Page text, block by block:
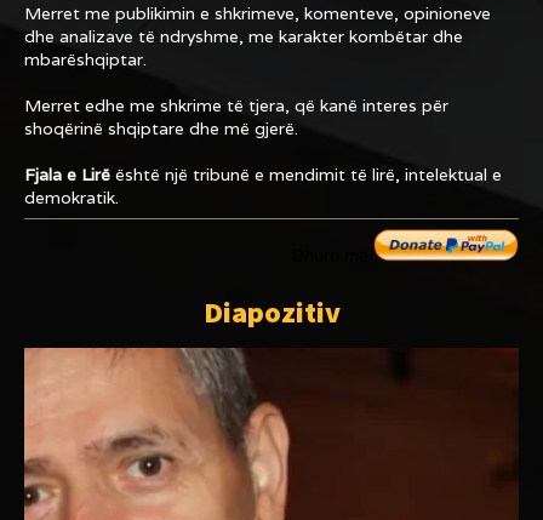
Merret me publikimin e shkrimeve, komenteve, opinioneve
dhe analizave të ndryshme, me karakter kombëtar dhe
mbarëshqiptar.
Merret edhe me shkrime të tjera, që kanë interes për
shoqërinë shqiptare dhe më gjerë.
Fjala e Lirë është një tribunë e mendimit të lirë, intelektual e
demokratik.
Diapozitiv